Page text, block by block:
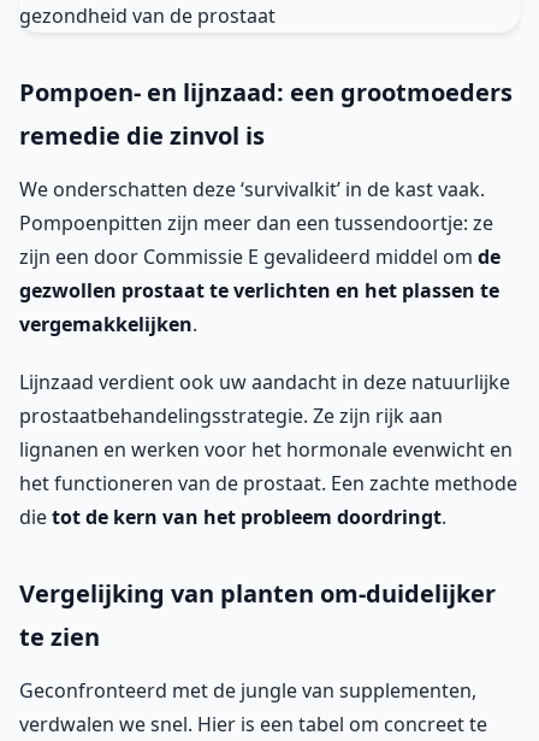
Pompoen- en lijnzaad: een grootmoeders
remedie die zinvol is
We onderschatten deze ‘survivalkit’ in de kast vaak.
Pompoenpitten zijn meer dan een tussendoortje: ze
zijn een door Commissie E gevalideerd middel om de
gezwollen prostaat te verlichten en het plassen te
vergemakkelijken.
Lijnzaad verdient ook uw aandacht in deze natuurlijke
prostaatbehandelingsstrategie. Ze zijn rijk aan
lignanen en werken voor het hormonale evenwicht en
het functioneren van de prostaat. Een zachte methode
dietot de kern van het probleem doordringt.
Vergelijking van planten om-duidelijker
te zien
Geconfronteerd met de jungle van supplementen,
verdwalen we snel. Hier is een tabel om concreet te